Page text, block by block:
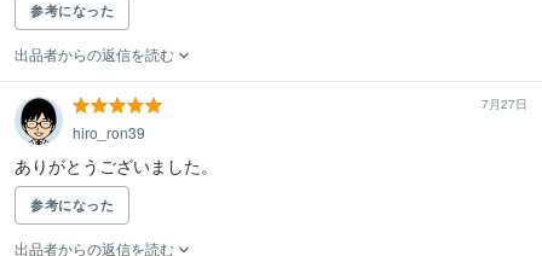
参考になった
出品者からの返信を読む
7月27日
hiro_ron39
ありがとうございました。
参考になった
出品者からの返信を読む